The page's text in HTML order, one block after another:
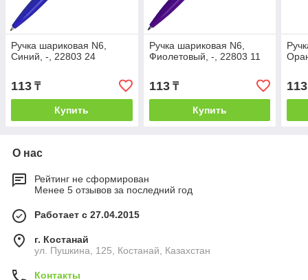
Ручка шариковая N6,
Синий, -, 22803 24
113 ₸
Купить
Ручка шариковая N6,
Фиолетовый, -, 22803 11
113₸
Купить
113
О нас
Рейтинг не сформирован
Менее 5 отзывов за последний год
Работает с 27.04.2015
г. Костанай
ул. Пушкина, 125, Костанай, Казахстан
Контакты